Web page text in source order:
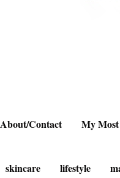
About/Contact My
skincare lifestyle